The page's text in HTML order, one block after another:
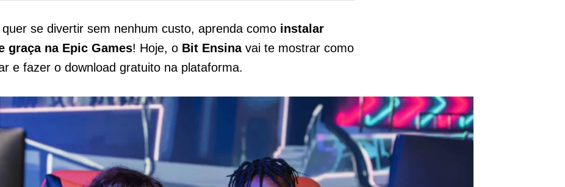
se divertir sem nenhum custo, aprenda como instalar
graça na Epic Games! Hoje, o Bit Ensina vai te mostrar como
e fazer o download gratuito na plataforma.